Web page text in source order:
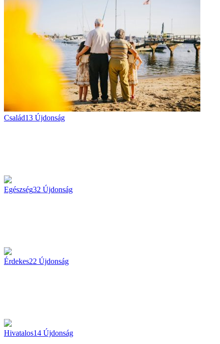
Család13 Újdonság
Egészség32 Újdonság
Érdekes22 Újdonság
Hivatalos14 Újdonság